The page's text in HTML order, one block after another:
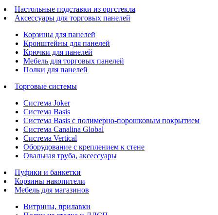
Настольные подставки из оргстекла
Аксессуары для торговых панелей
Корзины для панелей
Кронштейны для панелей
Крючки для панелей
Мебель для торговых панелей
Полки для панелей
Торговые системы
Система Joker
Система Basis
Система Basis с полимерно-порошковым покрытием
Система Canalina Global
Система Vertical
Оборудование с креплением к стене
Овальная труба, аксессуары
Пуфики и банкетки
Корзины накопители
Мебель для магазинов
Витрины, прилавки